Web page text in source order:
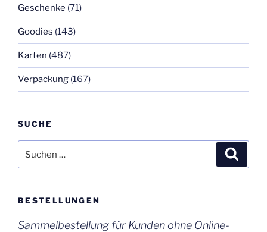
Geschenke (71)
Goodies (143)
Karten (487)
Verpackung (167)
SUCHE
nach:
BESTELLUNGEN
Sammelbestellung für Kunden ohne Online-